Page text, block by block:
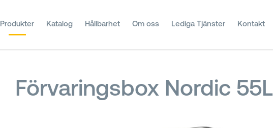
Produkter Katalog Hållbarhet Om oss Lediga Tjänster Kontakt
Förvaringsbox Nordic 55L